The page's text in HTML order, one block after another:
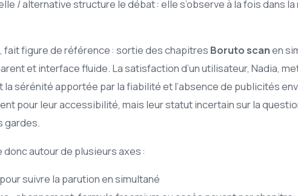
/ alternative structure le débat : elle s’observe à la fois dans
fait figure de référence : sortie des chapitres Boruto scanen
et interface fluide. La satisfaction d’un utilisateur, Nadia,
sérénité apportée par la fiabilité et l’absence de publicités
pour leur accessibilité, mais leur statut incertain sur la
gardes.
donc autour de plusieurs axes :
suivre la parution en simultané